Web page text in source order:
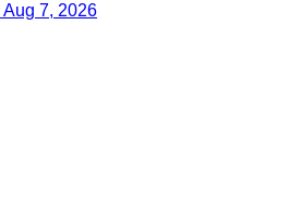
7, 2026